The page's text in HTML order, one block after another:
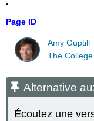
Page ID
Amy Guptill
The
Alternative
Écoutez une